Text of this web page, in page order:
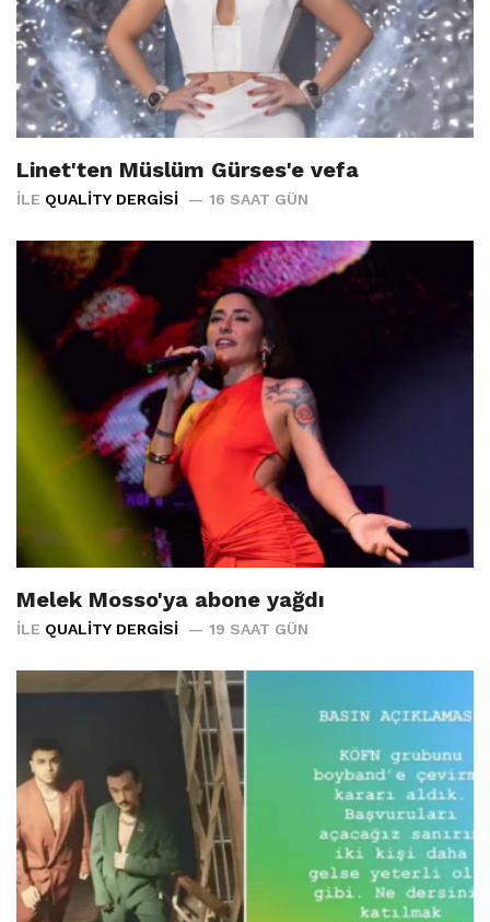
Linet'ten Müslüm Gürses'e vefa
İLE QUALITY DERGISI 16 SAAT GÜN
Melek Mosso'ya abone yağdı
İLE QUALITY DERGISI 19 SAAT GÜN